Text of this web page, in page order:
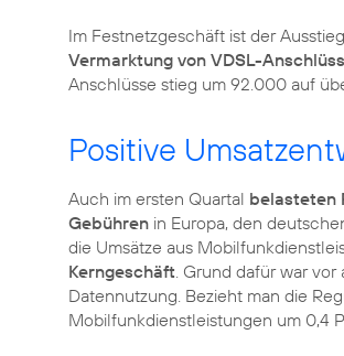
Im Festnetzgeschäft ist der
Vermarktung von VDSL-
Anschlüsse stieg um 92.000 auf
Positive
Auch im ersten Quartal belasteten
Gebühren in Europa, den
die Umsätze aus
Kerngeschäft. Grund dafür war
Datennutzung. Bezieht man die
Mobilfunkdienstleistungen um 0,4